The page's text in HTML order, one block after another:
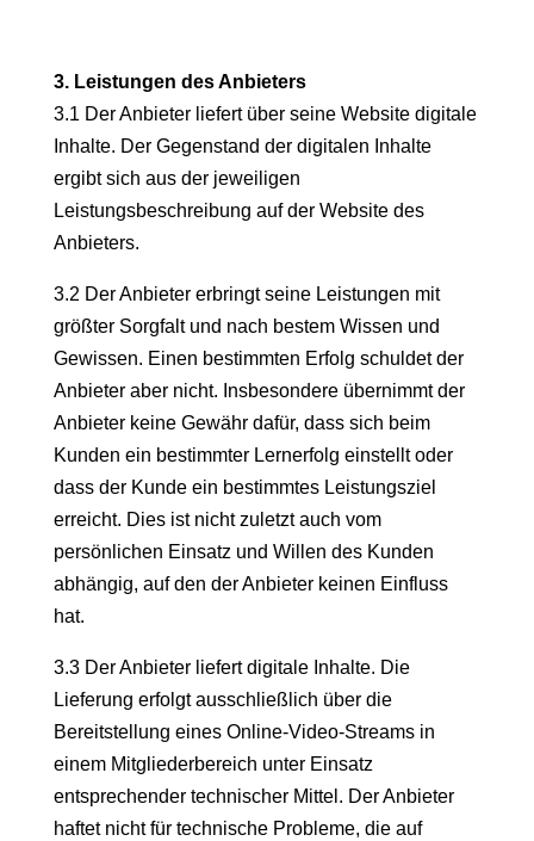
3. Leistungen des Anbieters
3.1 Der Anbieter liefert über seine Website digitale
Inhalte. Der Gegenstand der digitalen Inhalte
ergibt sich aus der jeweiligen
Leistungsbeschreibung auf der Website des
Anbieters.
3.2 Der Anbieter erbringt seine Leistungen mit
größter Sorgfalt und nach bestem Wissen und
Gewissen. Einen bestimmten Erfolg schuldet der
Anbieter aber nicht. Insbesondere übernimmt der
Anbieter keine Gewähr dafür, dass sich beim
Kunden ein bestimmter Lernerfolg einstellt oder
dass der Kunde ein bestimmtes Leistungsziel
erreicht. Dies ist nicht zuletzt auch vom
persönlichen Einsatz und Willen des Kunden
abhängig, auf den der Anbieter keinen Einfluss
hat.
3.3 Der Anbieter liefert digitale Inhalte. Die
Lieferung erfolgt ausschließlich über die
Bereitstellung eines Online-Video-Streams in
einem Mitgliederbereich unter Einsatz
entsprechender technischer Mittel. Der Anbieter
haftet nicht für technische Probleme, die auf